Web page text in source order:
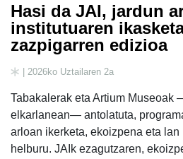
Hasi da JAI, jardun
institutuaren
zazpigarren edizioa
| 2026ko Uztailaren 2a
Tabakalerak eta Artium Museoak
elkarlanean— antolatuta,
arloan ikerketa, ekoizpena eta lan
helburu. JAIk ezagutzaren,